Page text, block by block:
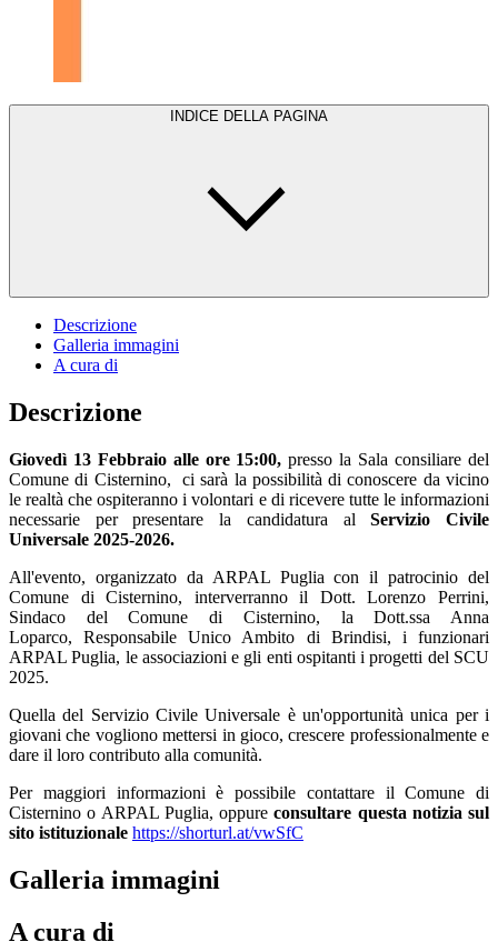
INDICE DELLA PAGINA
Descrizione
Galleria immagini
A cura di
Descrizione
Giovedì 13 Febbraio alle ore 15:00,presso la Sala consiliare del
Comune di Cisternino, ci sarà la possibilità di conoscere da vicino
le realtà che ospiteranno i volontari e di ricevere tutte le informazioni
necessarie per presentare la candidatura alServizio Civile
Universale 2025-2026.
All'evento, organizzato da ARPAL Puglia con il patrocinio del
Comune di Cisternino, interverranno il Dott. Lorenzo Perrini,
Sindaco del Comune di Cisternino, la Dott.ssa Anna
Loparco, Responsabile Unico Ambito di Brindisi, i funzionari
ARPAL Puglia, le associazioni e gli enti ospitanti i progetti del SCU
2025.
Quella del Servizio Civile Universale è un'opportunità unica per i
giovani che vogliono mettersi in gioco, crescere professionalmente e
dare il loro contributo alla comunità.
Per maggiori informazioni è possibile contattare il Comune di
Cisternino o ARPAL Puglia, oppureconsultare questa notizia sul
sito istituzionale https://shorturl.at/vwSfC
Galleria immagini
A cura di